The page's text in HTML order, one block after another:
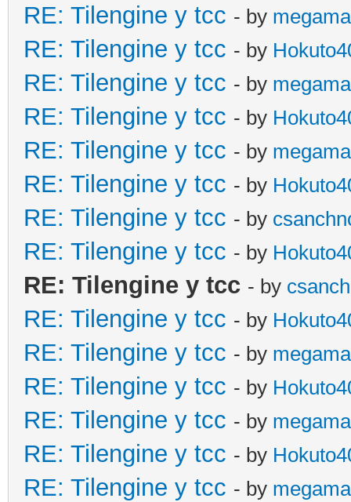
RE: Tilengine y tcc - by
RE: Tilengine y tcc - by
RE: Tilengine y tcc - by
RE: Tilengine y tcc - by
RE: Tilengine y tcc - by
RE: Tilengine y tcc - by
RE: Tilengine y tcc - by
RE: Tilengine y tcc - by
RE: Tilengine y tcc - by
RE: Tilengine y tcc - by
RE: Tilengine y tcc - by
RE: Tilengine y tcc - by
RE: Tilengine y tcc - by
RE: Tilengine y tcc - by
RE: Tilengine y tcc - by